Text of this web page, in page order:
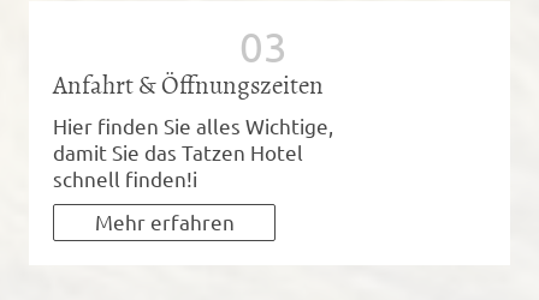
Anfahrt & Öffnungszeiten
Hier finden Sie alles Wichtige,
damit Sie das Tatzen Hotel
schnell finden!i
Mehr erfahren